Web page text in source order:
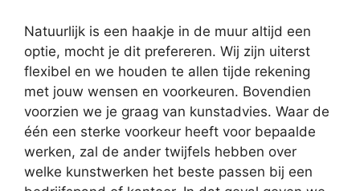
Natuurlijk is een haakje in de muur altijd een
optie, mocht je dit prefereren. Wij zijn uiterst
flexibel en we houden te allen tijde rekening
met jouw wensen en voorkeuren. Bovendien
voorzien we je graag van kunstadvies. Waar de
één een sterke voorkeur heeft voor bepaalde
werken, zal de ander twijfels hebben over
welke kunstwerken het beste passen bij een